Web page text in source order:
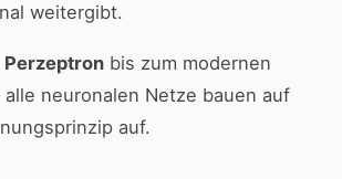
weitergibt.
Perzeptronbis zum modernen
neuronalen Netze bauen auf
auf.